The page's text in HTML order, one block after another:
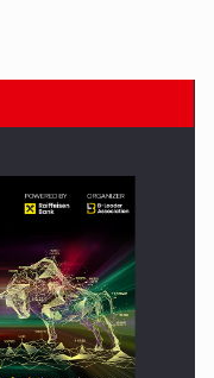
reincep sa intre pe…